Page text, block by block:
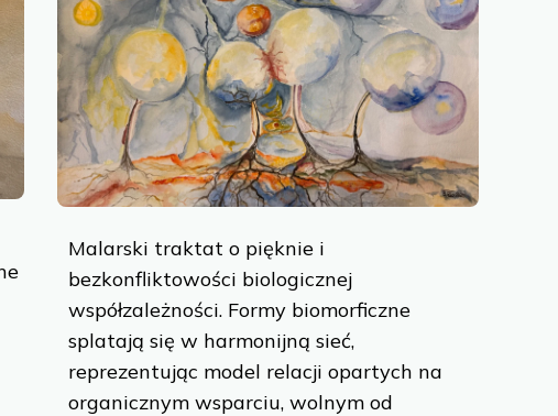
Malarski traktat o pięknie i
bezkonfliktowości biologicznej
współzależności. Formy biomorficzne
splatają się w harmonijną sieć,
reprezentując model relacji opartych na
organicznym wsparciu, wolnym od
websites.
and analyze